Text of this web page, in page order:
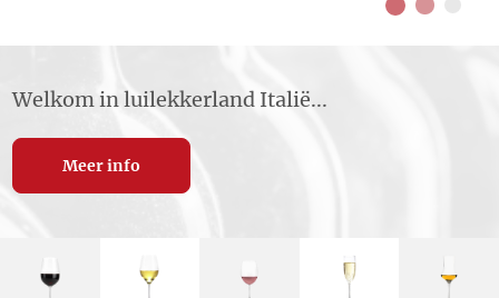
Welkom in luilekkerland Italië...
Meer info